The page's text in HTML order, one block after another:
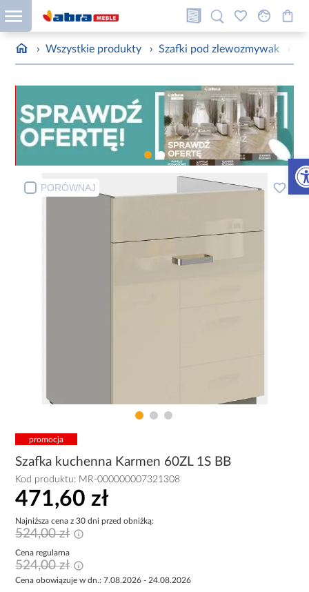
› Wszystkie produkty › Szafki pod zlewozmywak ›
PORÓWNAJ
promocja
Szafka kuchenna Karmen 60ZL 1S BB
Kod produktu: MR-000000007321308
471,60 zł
Najniższa cena z 30 dni przed obniżką:
524,00 zł
Cena regularna
524,00 zł
Cena obowiązuje w dn.: 7.08.2026 - 24.08.2026